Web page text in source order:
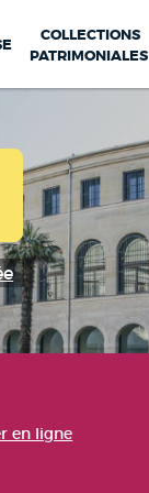
COLLECTIONS
PATRIMONIALES
en ligne